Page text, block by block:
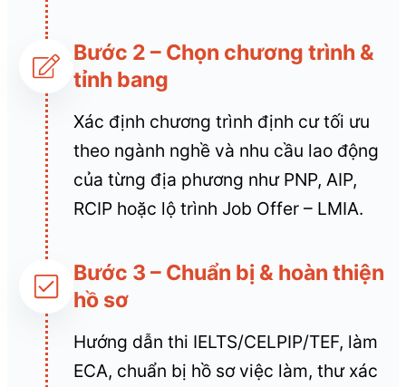
Bước 2 – Chọn chương trình &
tỉnh bang
Xác định chương trình định cư tối ưu
theo ngành nghề và nhu cầu lao động
của từng địa phương như PNP, AIP,
RCIP hoặc lộ trình Job Offer – LMIA.
Bước 3 – Chuẩn bị & hoàn thiện
hồ sơ
Hướng dẫn thi IELTS/CELPIP/TEF, làm
ECA, chuẩn bị hồ sơ việc làm, thư xác